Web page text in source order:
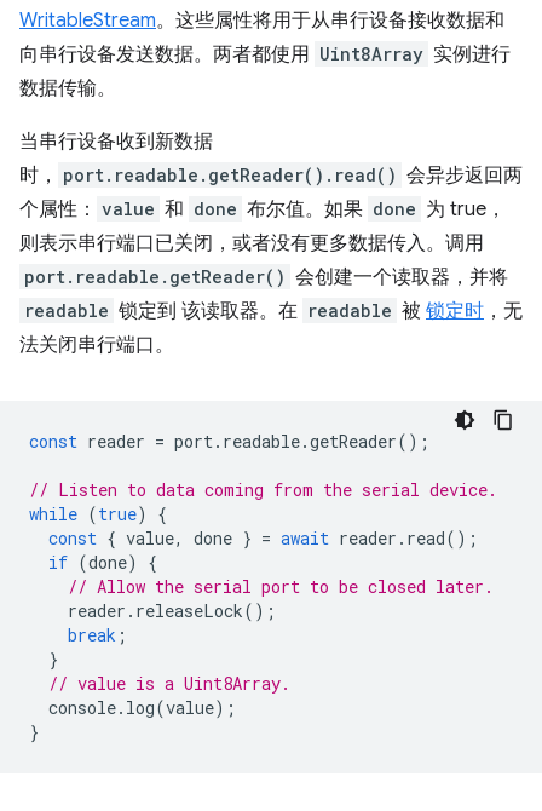
WritableStream。这些属性将用于从串行设备接收数据和
向串行设备发送数据。两者都使用 Uint8Array 实例进行
数据传输。
当串行设备收到新数据
时，
port.readable.getReader().read() 会异步返回两
个属性： value 和 done 布尔值。如果 done 为 true，
则表示串行端口已关闭，或者没有更多数据传入。调用
port.readable.getReader() 会创建一个读取器，并将
readable 锁定到 该读取器。在 readable 被 锁定时 ，无
法关闭串行端口。
const reader = port. readable.getReader();
// Listen to data coming from the serial device.
while (true)
{
const { value, done } = await reader . read();
if (done)
{
// Allow the serial port to be closed later.
reader . releaseLock();
break ;
}
// value is a Uint8Array.
console. log(value);
}